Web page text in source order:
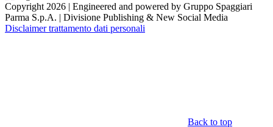
Copyright 2026 | Engineered and powered by Gruppo Spaggiari
Parma S.p.A. | Divisione Publishing & New Social Media
Disclaimer trattamento dati personali
Back to top